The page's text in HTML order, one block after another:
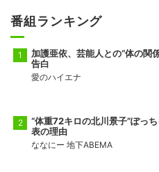
番組ランキング
加護亜依、芸能人との“体の関
告白
愛のハイエナ
“体重72キロの北川景子”ぽっ
表の理由
ななにー 地下ABEMA